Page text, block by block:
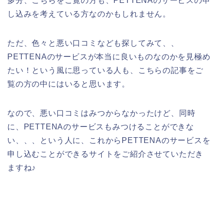
し込みを考えている方なのかもしれません。
ただ、色々と悪い口コミなども探してみて、、
PETTENAのサービスが本当に良いものなのかを見極め
たい！という風に思っている人も、こちらの記事をご
覧の方の中にはいると思います。
なので、悪い口コミはみつからなかったけど、同時
に、PETTENAのサービスもみつけることができな
い、、、という人に、これからPETTENAのサービスを
申し込むことができるサイトをご紹介させていただき
ますね♪